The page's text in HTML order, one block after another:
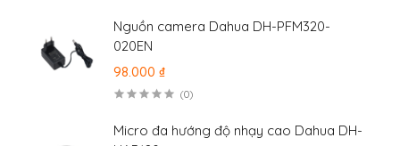
Nguồn camera Dahua DH-PFM320-
020EN
98.000 ₫
(0)
Micro đa hướng độ nhạy cao Dahua DH-